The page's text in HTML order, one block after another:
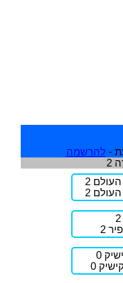
- להרשמה
2
2
0